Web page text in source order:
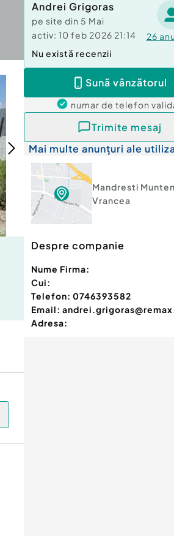
Andrei Grigoras
pe site din 5 Mai
activ: 10 feb 2026 21:14 26
Nu există recenzii
Sună vânzătorul
numar de telefon
Trimite mesaj
Mai multe anunțuri ale
Mandresti
Vrancea
Despre companie
Nume Firma:
Cui:
Telefon: 0746393582
Email:
Adresa: